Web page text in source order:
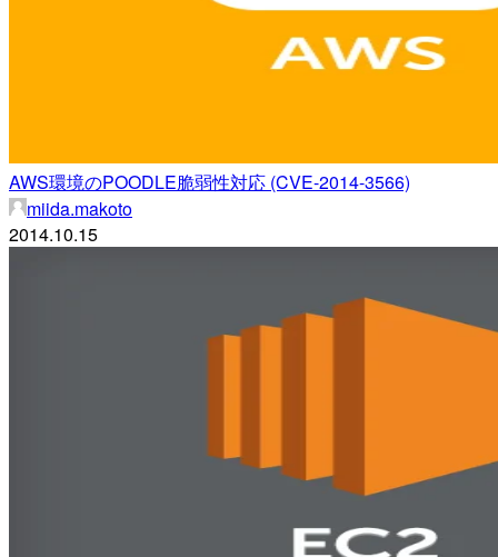
AWS環境のPOODLE脆弱性対応 (CVE-2014-3566)
miida.makoto
2014.10.15